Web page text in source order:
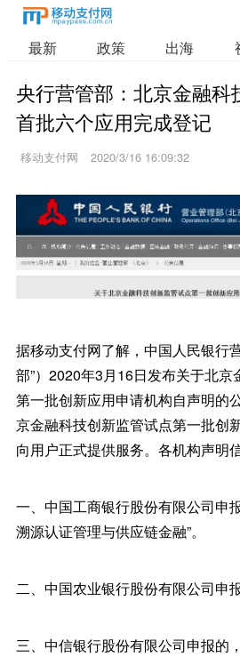
最新 政策 出海
央行营管部：北京金融科
首批六个应用完成登记
移动支付网 2020/3/16 16:09:32
据移动支付网了解，中国人民银行
部”）2020年3月16日发布关于北
第一批创新应用申请机构自声明的
京金融科技创新监管试点第一批创
向用户正式提供服务。各机构声明
一、中国工商银行股份有限公司申
溯源认证管理与供应链金融”。
二、中国农业银行股份有限公司申报
三、中信银行股份有限公司申报的